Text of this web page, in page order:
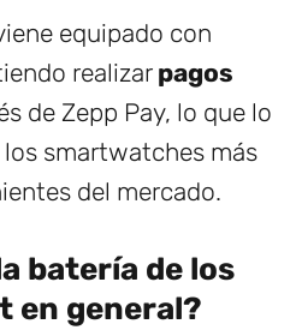
equipado con
realizar pagos
de Zepp Pay, lo que lo
smartwatches más
del mercado.
batería de los
en general?